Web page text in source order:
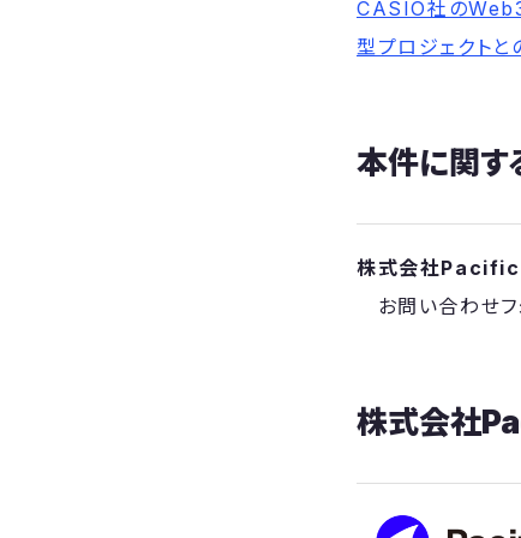
CASIO社のWeb3
型プロジェクトと
本件に関す
株式会社
お問い合わせフ
株式会社